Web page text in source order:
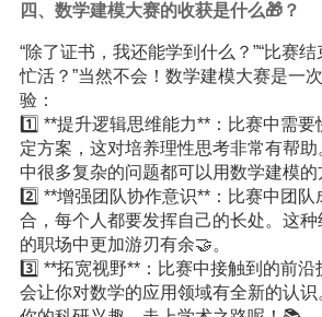
四、数学建模大赛的收获是什么🎁？
“除了证书，我还能学到什么？”“比赛
忙活？”当然不会！数学建模大赛是一
验：
1️⃣ **提升逻辑思维能力**：比赛中需要
定方案，这对培养理性思考非常有帮
中很多复杂的问题都可以用数学建模的
2️⃣ **增强团队协作意识**：比赛中团
合，每个人都要发挥自己的长处。这
的职场中更加游刃有余🤝。
3️⃣ **拓宽视野**：比赛中接触到的前沿
会让你对数学的应用领域有全新的认